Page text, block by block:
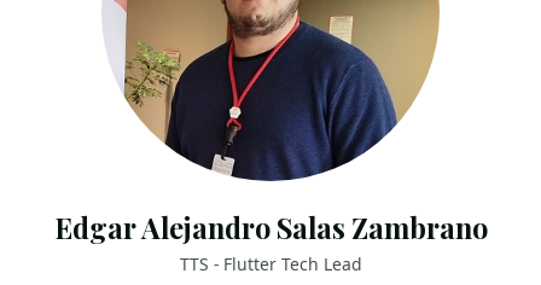
Edgar Alejandro Salas Zambrano
TTS - Flutter Tech Lead